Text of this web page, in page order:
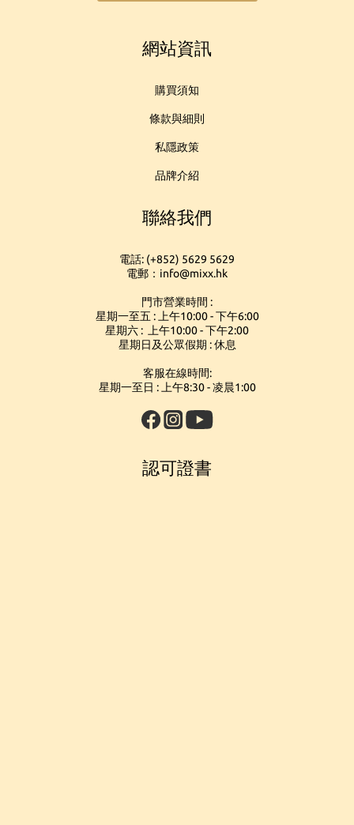
網站資訊
購買須知
條款與細則
私隱政策
品牌介紹
聯絡我們
電話: (+852) 5629 5629
電郵：info@mixx.hk
門市營業時間 :
星期一至五 : 上午10:00 - 下午6:00
星期六 : 上午10:00 - 下午2:00
星期日及公眾假期 : 休息
客服在線時間:
星期一至日 : 上午8:30 - 凌晨1:00
認可證書